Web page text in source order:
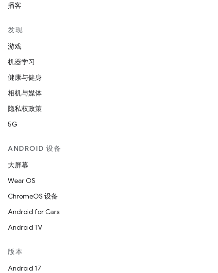
播客
发现
游戏
机器学习
健康与健身
相机与媒体
隐私权政策
5G
ANDROID 设备
大屏幕
Wear OS
ChromeOS 设备
Android for Cars
Android TV
版本
Android 17